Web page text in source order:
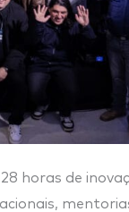
horas de